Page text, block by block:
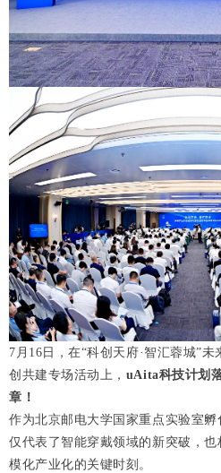
7月16日，在“科创天府·智汇蓉城”
创共建专场活动上， uAita科技计划
章！
作为北京邮电大学国家重点实验室
仅代表了智能穿戴领域的新突破，
模化产业化的关键时刻。